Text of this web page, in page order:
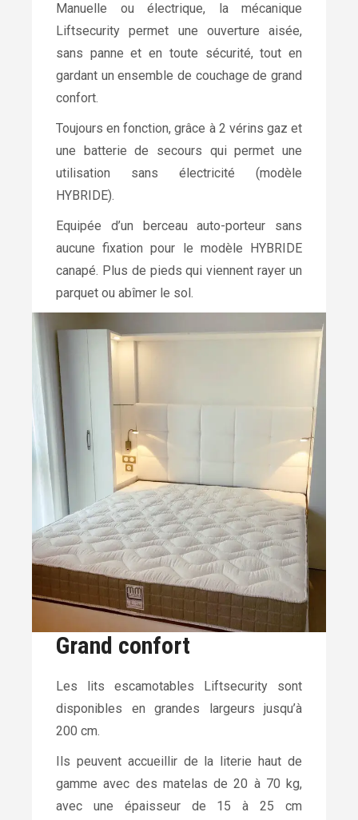
Manuelle ou électrique, la mécanique
Liftsecurity permet une ouverture aisée,
sans panne et en toute sécurité, tout en
gardant un ensemble de couchage de grand
confort.
Toujours en fonction, grâce à 2 vérins gaz et
une batterie de secours qui permet une
utilisation sans électricité (modèle
HYBRIDE).
Equipée d’un berceau auto-porteur sans
aucune fixation pour le modèle HYBRIDE
canapé. Plus de pieds qui viennent rayer un
parquet ou abîmer le sol.
Grand confort
Les lits escamotables Liftsecurity sont
disponibles en grandes largeurs jusqu’à
200 cm.
Ils peuvent accueillir de la literie haut de
gamme avec des matelas de 20 à 70 kg,
avec une épaisseur de 15 à 25 cm